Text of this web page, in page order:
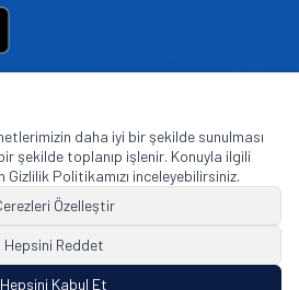
are trademarks of or licensed to The Goodyear
under license by Basbug Group Company,
The Goodyear Tire & Rubber Company.
daha iyi bir şekilde sunulması
şekilde toplanıp işlenir. Konuyla ilgili
Politikamızı inceleyebilirsiniz.
Özelleştir
Hepsini Reddet
Hepsini Kabul Et